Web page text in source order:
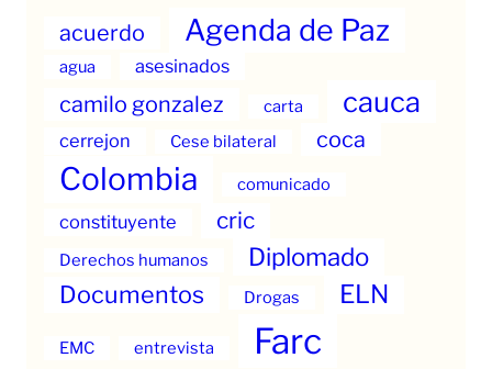
acuerdo Agenda de Paz
agua asesinados
camilo gonzalez carta cauca
cerrejon Cese bilateral coca
Colombia comunicado
constituyente cric
Derechos humanos Diplomado
Documentos Drogas ELN
EMC entrevista Farc